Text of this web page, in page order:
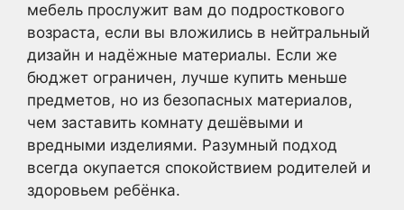
мебель прослужит вам до подросткового
возраста, если вы вложились в нейтральный
дизайн и надёжные материалы. Если же
бюджет ограничен, лучше купить меньше
предметов, но из безопасных материалов,
чем заставить комнату дешёвыми и
вредными изделиями. Разумный подход
всегда окупается спокойствием родителей и
здоровьем ребёнка.